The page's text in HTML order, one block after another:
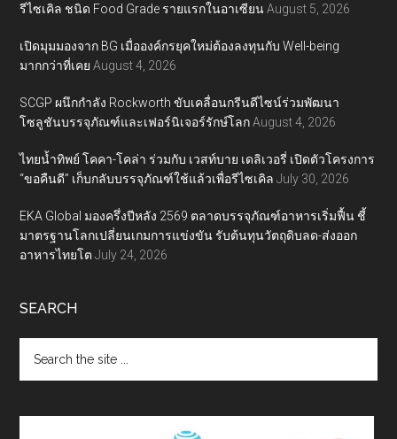
รีไซเคิล ชนิด Food Grade รายแรกในอาเซียน August 5, 2026
เปิดมุมมองจาก BG เมื่อองค์กรยุคใหม่ต้องลงทุนกับ Well-being
มากกว่าที่เคย August 4, 2026
SCGP ผนึกกำลัง Rockworth ขับเคลื่อนกรีนดีไซน์ร่วมพัฒนา
โซลูชันบรรจุภัณฑ์และเฟอร์นิเจอร์รักษ์โลก August 4, 2026
ไทยน้ำทิพย์ โคคา-โคล่า ร่วมกับ เวสท์บาย เดลิเวอรี่ เปิดตัวโครงการ
“ขอคืนดี” เก็บกลับบรรจุภัณฑ์ใช้แล้วเพื่อรีไซเคิล July 30, 2026
EKA Global มองครึ่งปีหลัง 2569 ตลาดบรรจุภัณฑ์อาหารเริ่มฟื้น ชี้
มาตรฐานโลกเปลี่ยนเกมการแข่งขัน รับต้นทุนวัตถุดิบลด-ส่งออก
อาหารไทยโต July 24, 2026
SEARCH
the